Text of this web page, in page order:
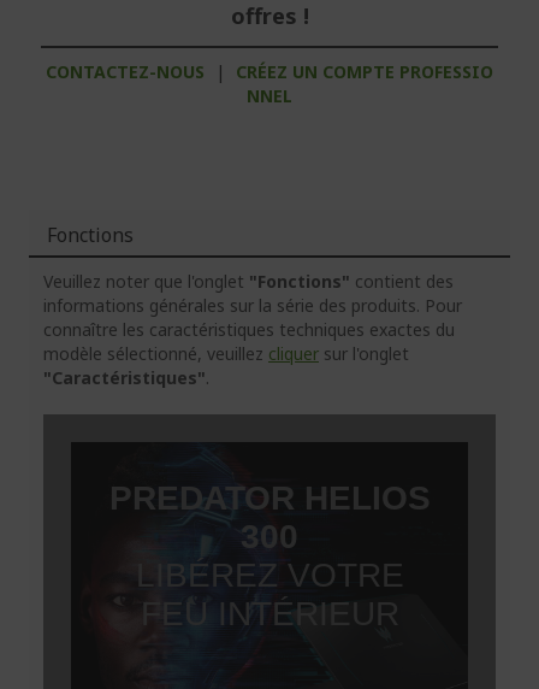
offres !
CONTACTEZ-NOUS |
CRÉEZ UN COMPTE PROFESSIO
NNEL
Fonctions
Veuillez noter que l'onglet "Fonctions" contient des
informations générales sur la série des produits. Pour
connaître les caractéristiques techniques exactes du
modèle sélectionné, veuillez cliquer sur l'onglet
"Caractéristiques".